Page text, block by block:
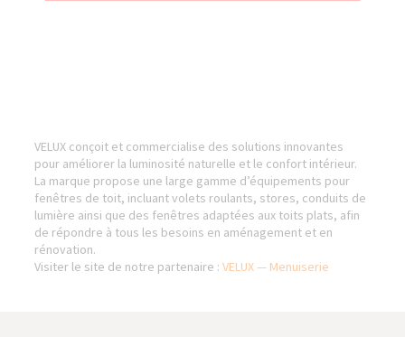
VELUX conçoit et commercialise des solutions innovantes
pour améliorer la luminosité naturelle et le confort intérieur.
La marque propose une large gamme d’équipements pour
fenêtres de toit, incluant volets roulants, stores, conduits de
lumière ainsi que des fenêtres adaptées aux toits plats, afin
de répondre à tous les besoins en aménagement et en
rénovation.
Visiter le site de notre partenaire :VELUX — Menuiserie